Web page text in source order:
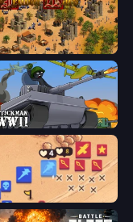
Feudal Wars
Stickman WW2